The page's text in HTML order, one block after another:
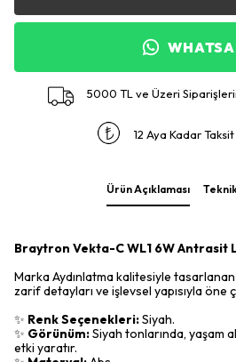
5000 TL ve Üzeri
12 Aya Kadar
Ürün Açıklaması
Braytron Vekta-C WL1 6W Antrasit
Marka Aydınlatma kalitesiyle tasarlanan
zarif detayları ve işlevsel yapısıyla öne
✨ Renk Seçenekleri:Siyah.
✨ Görünüm:Siyah tonlarında, yaşam
etki yaratır.